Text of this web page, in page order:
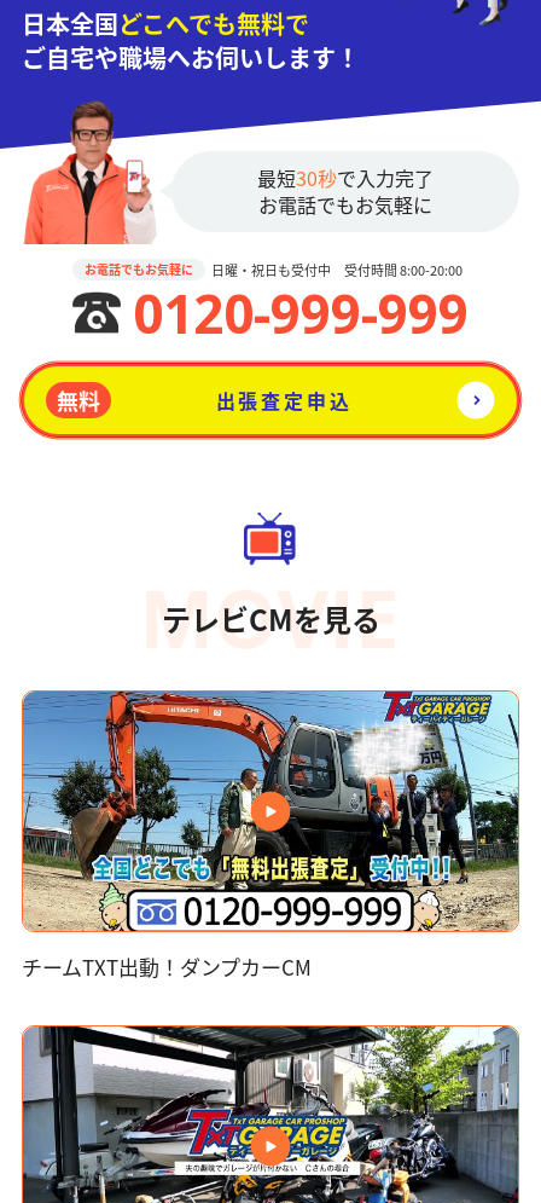
日本全国どこへでも無料で
ご自宅や職場へお伺いします！
最短30秒で入力完了
お電話でもお気軽に
お電話でもお気軽に 日曜・祝日も受付中 受付時間 8:00-20:00
0120-999-999
無料 出張査定申込
テレビCMを見る
チームTXT出動！ダンプカーCM